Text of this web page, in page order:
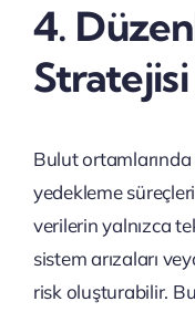
4.
Bulut ortamlarında
yedekleme
verilerin yalnızca
sistem arızaları
risk oluşturabilir.